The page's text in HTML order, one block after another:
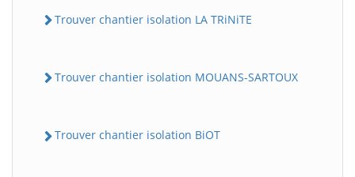
Trouver chantier isolation LA TRiNiTE
Trouver chantier isolation MOUANS-SARTOUX
Trouver chantier isolation BiOT